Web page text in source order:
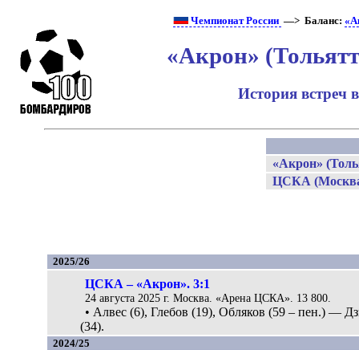
Чемпионат России —> Баланс:
«Акрон»
История встреч
«Акрон»
ЦСКА
2025/26
ЦСКА – «Акрон». 3:1
24 августа 2025 г. Москва. «Арена ЦСКА». 13 800.
• Алвес (6), Глебов (19), Обляков (59 – пен.) —
(34).
2024/25